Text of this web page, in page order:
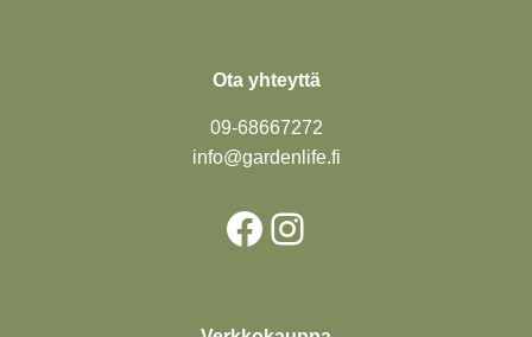
Ota yhteyttä
09-68667272
info@gardenlife.fi
Facebook
Instagram